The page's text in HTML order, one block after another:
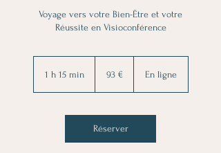
Voyage vers votre Bien-Être et votre
Réussite en Visioconférence
1 h 15 min1
m
93 € En ligne
Réserver